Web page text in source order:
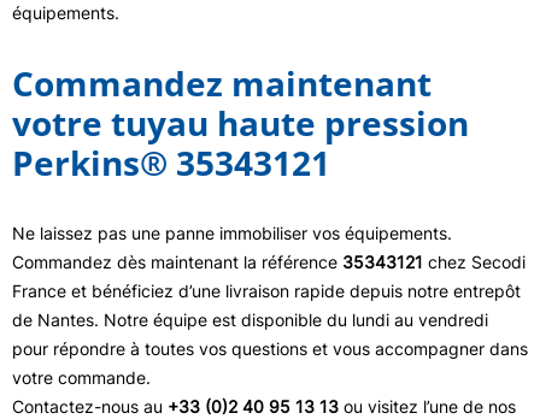
équipements.
Commandez maintenant
votre tuyau haute pression
Perkins® 35343121
Ne laissez pas une panne immobiliser vos équipements.
Commandez dès maintenant la référence 35343121 chez Secodi
France et bénéficiez d’une livraison rapide depuis notre entrepôt
de Nantes. Notre équipe est disponible du lundi au vendredi
pour répondre à toutes vos questions et vous accompagner dans
votre commande.
Contactez-nous au +33 (0)2 40 95 13 13 ou visitez l’une de nos